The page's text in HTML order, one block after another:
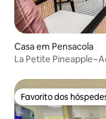
Casa em Pensacola
La Petite
Favorito dos
Favorito dos